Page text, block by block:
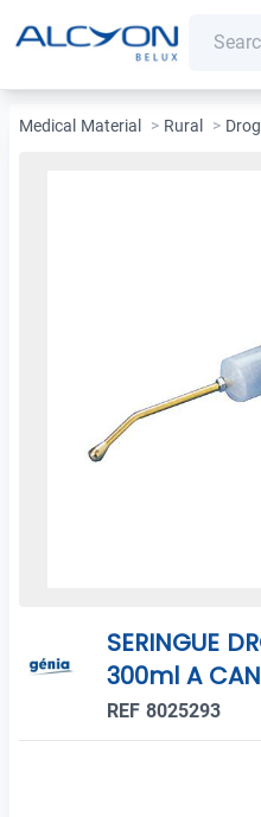
Medical Material > Rural >
SERINGUE
300ml A
REF 8025293